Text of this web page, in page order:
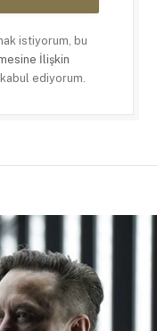
istiyorum, bu
İlişkin
ediyorum.